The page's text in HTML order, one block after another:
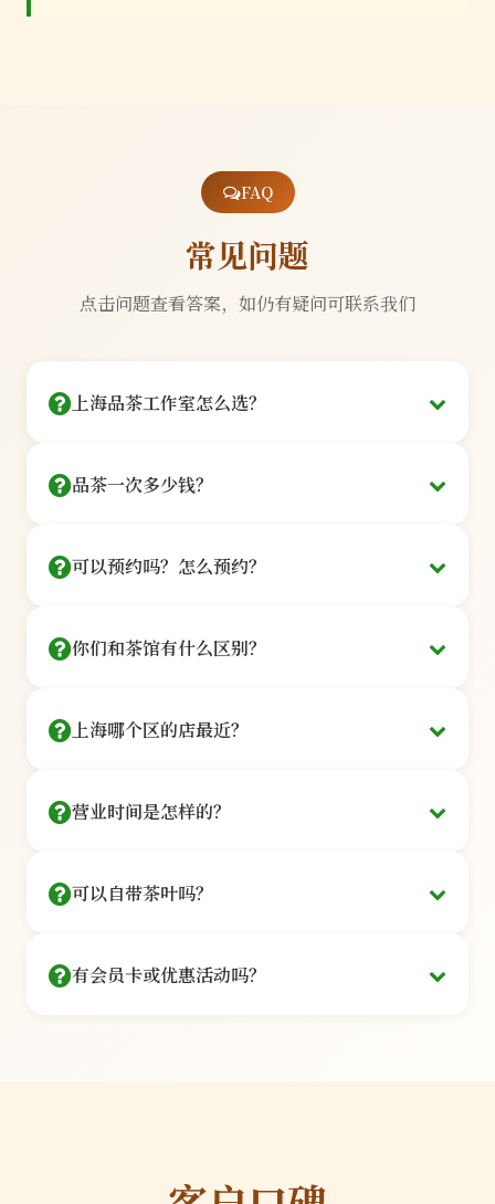
FAQ
常见问题
点击问题查看答案，如仍有疑问可联系我们
上海品茶工作室怎么选？
看三点：茶艺师是否持证、茶品是否可溯源、环境
我们的每一位茶艺师都持有国家认证的高级茶艺师资格
证书，平均从业经验11年以上。所有茶品均来自西湖龙
信息。
私密独立包间
品茶一次多少钱？
¥128
¥288
¥588
可以预约吗？怎么预约？
在线预约
30秒完成
拨打 400-888-6666 客服为您安排
微信预约
你们和茶馆有什么区别？
私密小包间
上海哪个区的店最近？
长宁 · 虹桥开发区
黄浦 · 淮海中路 虹口 · 北外滩
营业时间是怎样的？
周一至周五：10:00 - 21:00（最后入场时间20:00）
部分门店提供夜间包场服务，如需在非营业时间使
可以自带茶叶吗？
提前告知：请在预约时说明自带茶叶，以便我们准
专业品鉴师严格筛选，确保品质和口感。
有会员卡或优惠活动吗？
9折优惠+生日礼品+优先预约